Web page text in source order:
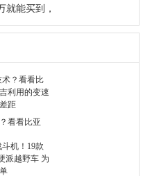
就能买到，
看看比亚